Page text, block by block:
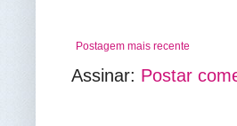
Postagem mais recente
Assinar: Postar